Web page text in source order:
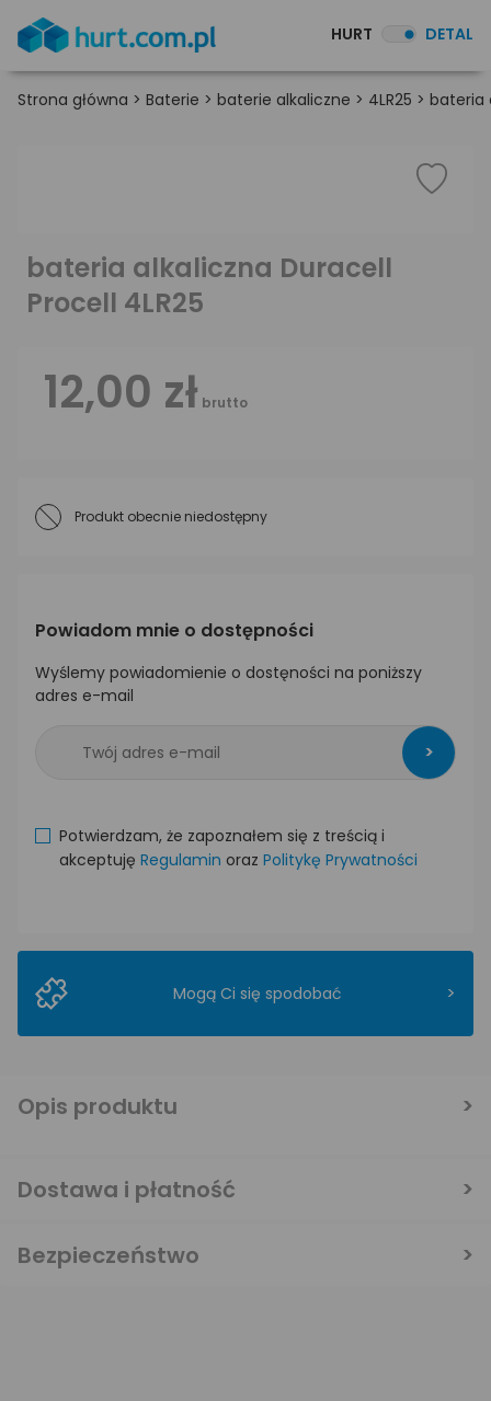
HURT DETAL
Strona główna > Baterie > baterie alkaliczne > 4LR25 > bateria
bateria alkaliczna Duracell
Procell 4LR25
12,00 zł brutto
Produkt obecnie niedostępny
Powiadom mnie o dostępności
Wyślemy powiadomienie o dostęności na poniższy
adres e-mail
>
Potwierdzam, że zapoznałem się z treścią i
akceptuję Regulamin oraz Politykę Prywatności
Mogą Ci się spodobać >
Opis produktu
Dostawa i płatność
Bezpieczeństwo